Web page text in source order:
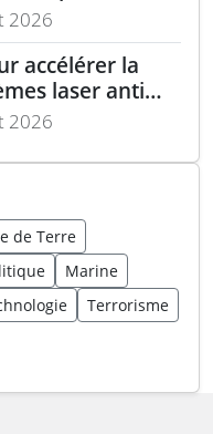
2026
accélérer la
laser anti-
2026
de Terre
Marine
Terrorisme